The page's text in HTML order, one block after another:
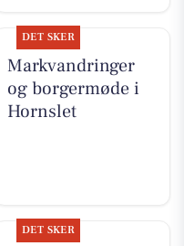
DET SKER
Markvandringer
og borgermøde i
Hornslet
DET SKER